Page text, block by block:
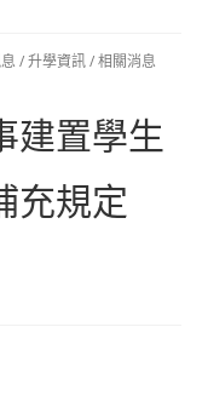
/ 升學資訊 / 相關消息
建置學生
充規定